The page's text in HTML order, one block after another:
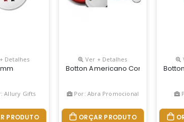
Detalhes
Allury Gifts
PRODUTO
Ver + Detalhes
Botton Americano Com Alfinete,
Por: Abra Promocional
ORÇAR PRODUTO